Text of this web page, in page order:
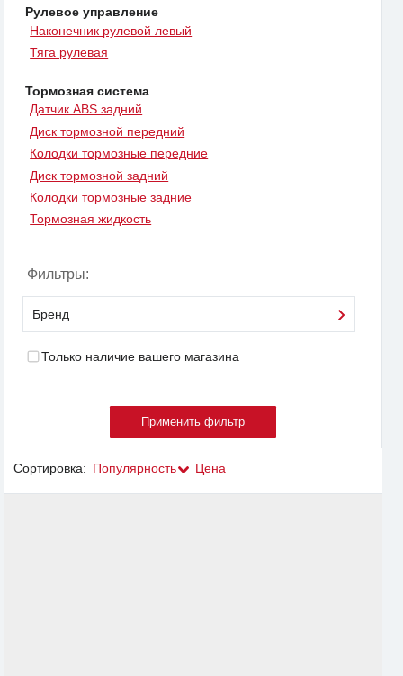
Рулевое управление
Наконечник рулевой левый
Тяга рулевая
Тормозная система
Датчик ABS задний
Диск тормозной передний
Колодки тормозные передние
Диск тормозной задний
Колодки тормозные задние
Тормозная жидкость
Фильтры:
Бренд
Только наличие вашего магазина
Сортировка: Популярность Цена